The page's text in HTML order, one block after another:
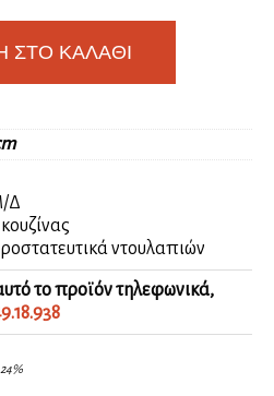
ΣΤΟ ΚΑΛΆΘΙ
Δ
ντουλαπιών
το προϊόν τηλεφωνικά,